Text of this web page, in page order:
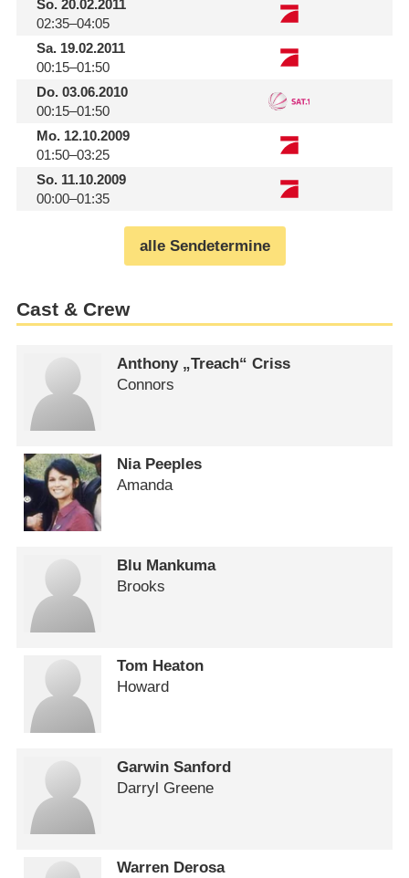
So.20.02.2011
02:35–04:05
Sa.19.02.2011
00:15–01:50
Do.03.06.2010
00:15–01:50
Mo.12.10.2009
01:50–03:25
So.11.10.2009
00:00–01:35
alle Sendetermine
Cast & Crew
Anthony „Treach“ Criss
Connors
Nia Peeples
Amanda
Blu Mankuma
Brooks
Tom Heaton
Howard
Garwin Sanford
Darryl Greene
Warren Derosa